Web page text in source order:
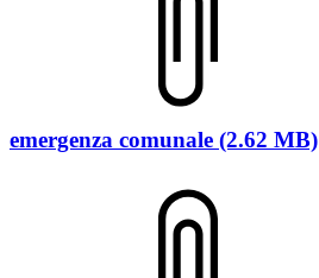
emergenza comunale (2.62 MB)